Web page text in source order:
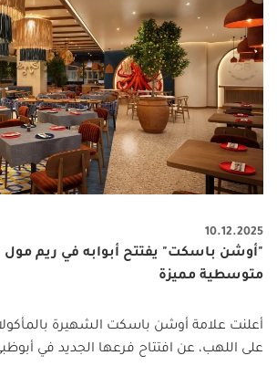
10.12.2025
"أوشن باسكت" يفتتح أبوابه في ريم مول
متوسطية مميزة
أعلنت علامة أوشن باسكت الشهيرة
على اللهب، عن افتتاح فرعها الجديد في